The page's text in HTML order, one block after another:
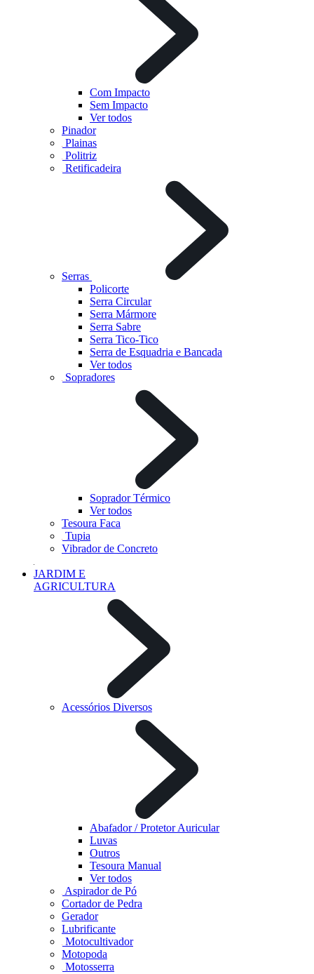
Com Impacto
Sem Impacto
Ver todos
Pinador
Plainas
Politriz
Retificadeira
Serras
Policorte
Serra Circular
Serra Mármore
Serra Sabre
Serra Tico-Tico
Serra de Esquadria e Bancada
Ver todos
Sopradores
Soprador Térmico
Ver todos
Tesoura Faca
Tupia
Vibrador de Concreto
JARDIM E
AGRICULTURA
Acessórios Diversos
Abafador / Protetor Auricular
Luvas
Outros
Tesoura Manual
Ver todos
Aspirador de Pó
Cortador de Pedra
Gerador
Lubrificante
Motocultivador
Motopoda
Motosserra